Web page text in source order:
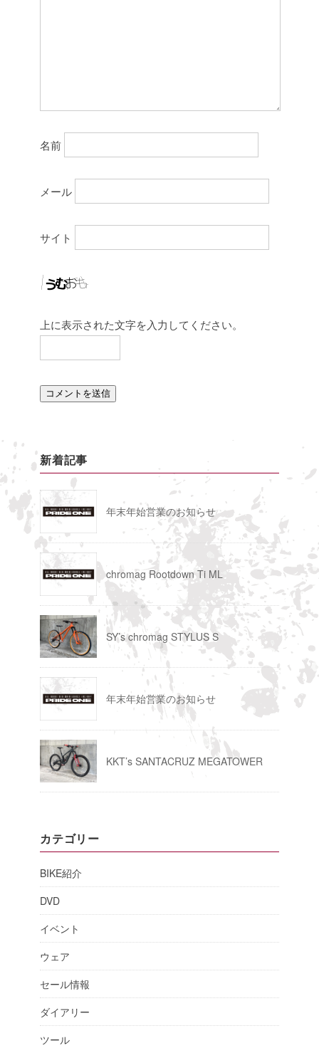
名前
メール
サイト
上に表示された文字を入力してください。
新着記事
年末年始営業のお知らせ
chromag Rootdown Ti ML
SY’s chromag STYLUS S
年末年始営業のお知らせ
KKT’s SANTACRUZ MEGATOWER
カテゴリー
BIKE紹介
DVD
イベント
ウェア
セール情報
ダイアリー
ツール